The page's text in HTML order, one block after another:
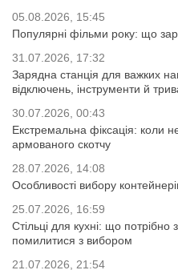
05.08.2026, 15:45
Популярні фільми року: що
31.07.2026, 17:32
Зарядна станція для важких
відключень, інструменти й
30.07.2026, 00:43
Екстремальна фіксація: коли
армованого скотчу
28.07.2026, 14:08
Особливості вибору
25.07.2026, 16:59
Стільці для кухні: що
помилитися з вибором
21.07.2026, 21:54